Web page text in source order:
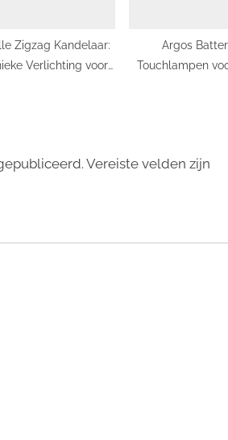
Zigzag Kandelaar:
Verlichting voor
Argos
Touchlampen
Vereiste velden zijn